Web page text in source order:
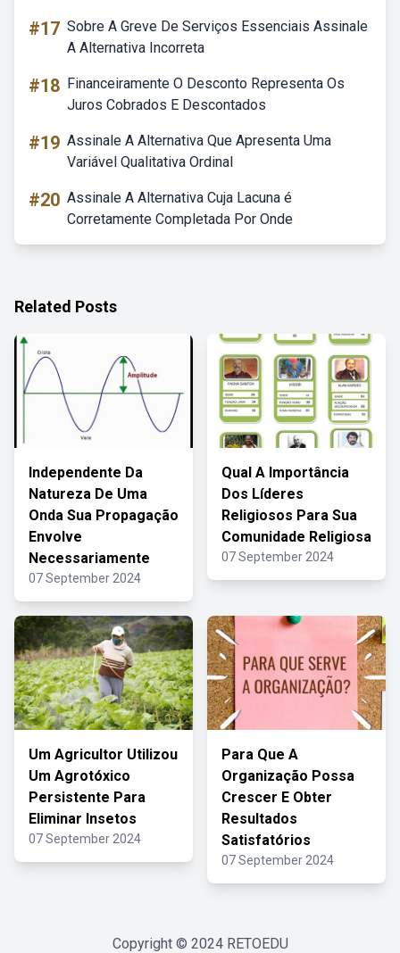
#17 Sobre A Greve De Serviços Essenciais Assinale
A Alternativa Incorreta
#18 Financeiramente O Desconto Representa Os
Juros Cobrados E Descontados
#19 Assinale A Alternativa Que Apresenta Uma
Variável Qualitativa Ordinal
#20 Assinale A Alternativa Cuja Lacuna é
Corretamente Completada Por Onde
Related Posts
Independente Da
Natureza De Uma
Onda Sua Propagação
Envolve
Necessariamente
07 September 2024
Qual A Importância
Dos Líderes
Religiosos Para Sua
Comunidade Religiosa
07 September 2024
Um Agricultor Utilizou
Um Agrotóxico
Persistente Para
Eliminar Insetos
07 September 2024
Para Que A
Organização Possa
Crescer E Obter
Resultados
Satisfatórios
07 September 2024
Copyright © 2024 RETOEDU